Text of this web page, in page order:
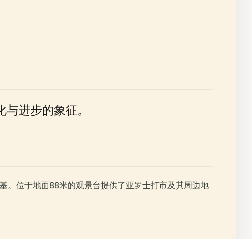
进步的象征。
。位于地面88米的观景台提供了亚罗士打市及其周边地